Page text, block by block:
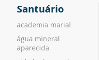
Santuário
academia marial
água mineral
aparecida